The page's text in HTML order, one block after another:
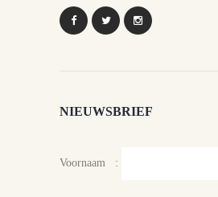
NIEUWSBRIEF
Voornaam :